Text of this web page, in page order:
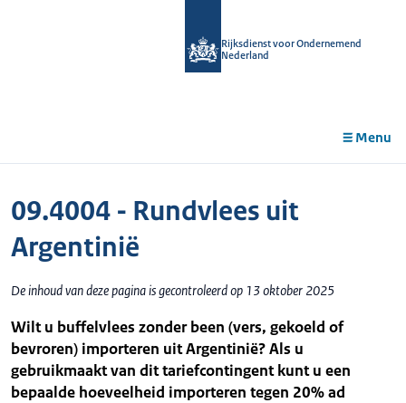
Rijksdienst voor Ondernemend
Nederland
Menu
09.4004 - Rundvlees uit
Argentinië
De inhoud van deze pagina is gecontroleerd op 13 oktober 2025
Wilt u buffelvlees zonder been (vers, gekoeld of
bevroren) importeren uit Argentinië? Als u
gebruikmaakt van dit tariefcontingent kunt u een
bepaalde hoeveelheid importeren tegen 20% ad